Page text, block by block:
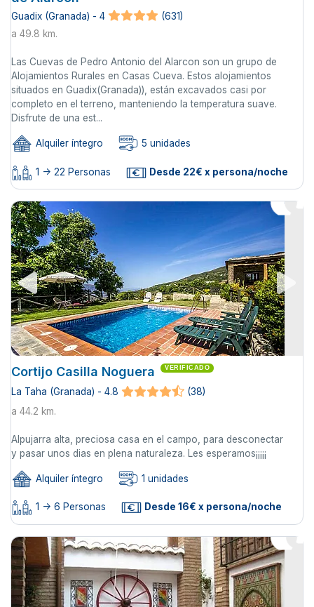
Guadix (Granada) - 4
(631)
a 49.8 km.
Las Cuevas de Pedro Antonio del Alarcon son un grupo de
Alojamientos Rurales en Casas Cueva. Estos alojamientos
situados en Guadix(Granada)), están excavados casi por
completo en el terreno, manteniendo la temperatura suave.
Disfrute de una est...
Alquiler íntegro 5 unidades
1 -> 22 Personas Desde 22€ x persona/noche
Cortijo Casilla Noguera VERIFICADO
La Taha (Granada) - 4.8
(38)
a 44.2 km.
Alpujarra alta, preciosa casa en el campo, para desconectar
y pasar unos dias en plena naturaleza. Les esperamos¡¡¡¡¡
Alquiler íntegro 1 unidades
1 -> 6 Personas Desde 16€ x persona/noche